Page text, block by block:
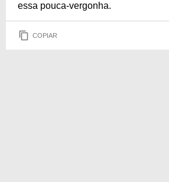
essa pouca-vergonha.
COPIAR